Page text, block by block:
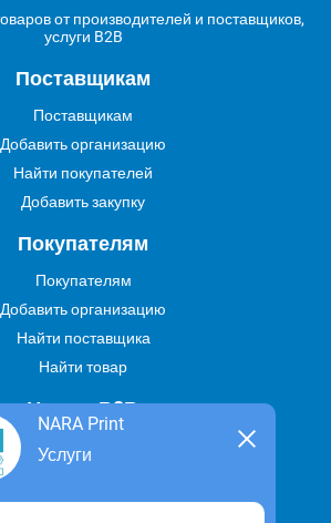
NARA Print
Услуги
от производителей и поставщиков,
услуги B2B
Поставщикам
Поставщикам
Добавить организацию
Найти покупателей
Добавить закупку
Покупателям
Покупателям
Добавить организацию
Найти поставщика
Найти товар
Услуги В2В
Найти услугу
свою услугу
Дропшиппинг